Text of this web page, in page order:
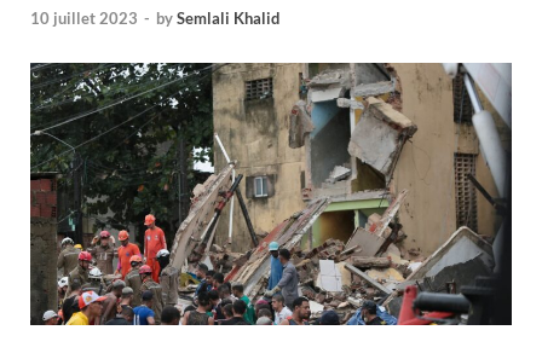
10 juillet 2023 - bySemlali Khalid